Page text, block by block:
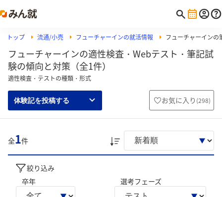
トップ 流通/小売 フューチャーインの就活情報 フューチャーイン
フューチャーインの適性検査・Webテスト・筆記試
験の傾向と対策（全1件）
適性検査・テストの種類・形式
体験記を投稿する お気に入り (298)
全1件
絞り込み
卒年
選考フェーズ